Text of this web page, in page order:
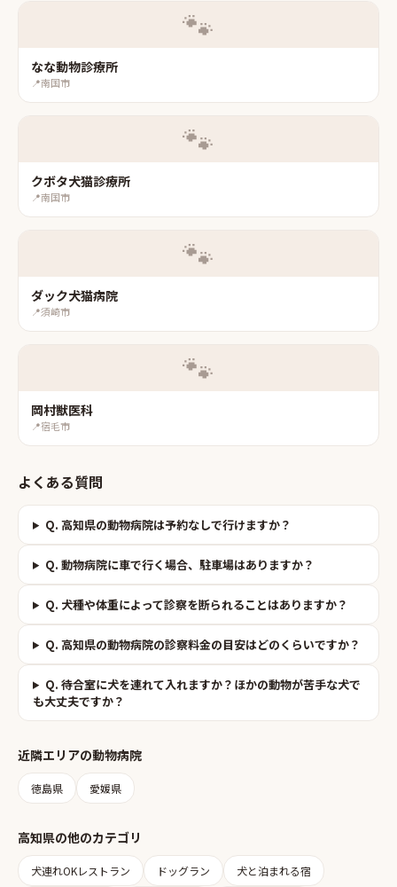
🐾
なな動物診療所
📍南国市
🐾
クボタ犬猫診療所
📍南国市
🐾
ダック犬猫病院
📍須崎市
🐾
岡村獣医科
📍宿毛市
よくある質問
Q. 高知県の動物病院は予約なしで行けますか？
Q. 動物病院に車で行く場合、駐車場はありますか？
Q. 犬種や体重によって診察を断られることはありますか？
Q. 高知県の動物病院の診察料金の目安はどのくらいですか？
Q. 待合室に犬を連れて入れますか？ほかの動物が苦手な犬で
も大丈夫ですか？
近隣エリアの動物病院
徳島県 愛媛県
高知県の他のカテゴリ
犬連れOKレストラン ドッグラン 犬と泊まれる宿